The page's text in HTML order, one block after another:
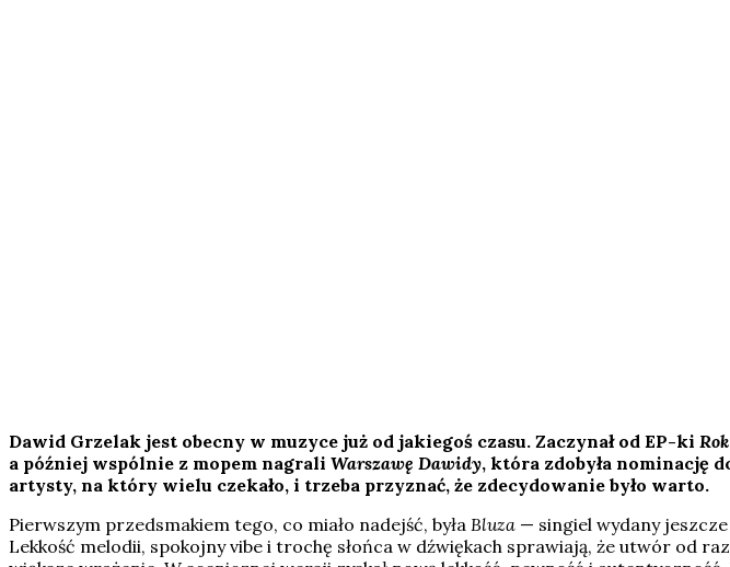
Dawid Grzelak jest obecny w muzyce już od jakiegoś czasu. Zaczynał od EP-ki
a później wspólnie z mopem nagrali Warszawę Dawidy, która zdobyła nominację
artysty, na który wielu czekało, i trzeba przyznać, że zdecydowanie było warto.
Pierwszym przedsmakiem tego, co miało nadejść, była Bluza — singiel wydany
Lekkość melodii, spokojny vibe i trochę słońca w dźwiękach sprawiają, że utwór od